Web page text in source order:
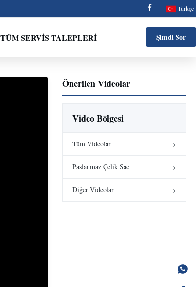
Türkçe
TÜM SERVIS TALEPLERI Şimdi Sor
Önerilen Videolar
Video Bölgesi
Tüm Videolar
Paslanmaz Çelik Sac
Diğer Videolar